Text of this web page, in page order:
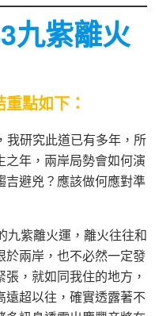
九紫離火
點如下：
研究此道已有多年，所
年，兩岸局勢會如何演
吉避兇？應該做何應對準
紫離火運，離火往往和
於兩岸，也不必然一定發
，就如同我住的地方，
超以往，確實透露著不